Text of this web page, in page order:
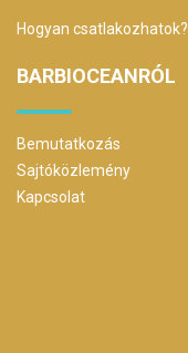
Hogyan csatlakozhatok?
BARBIOCEANRÓL
Bemutatkozás
Sajtóközlemény
Kapcsolat